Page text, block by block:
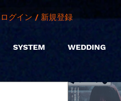
ログイン / 新規登録
SYSTEM WEDDING